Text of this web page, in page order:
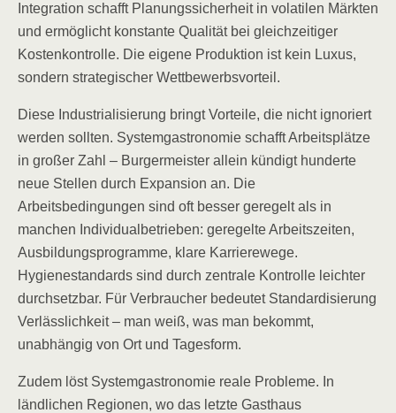
Integration schafft Planungssicherheit in volatilen Märkten
und ermöglicht konstante Qualität bei gleichzeitiger
Kostenkontrolle. Die eigene Produktion ist kein Luxus,
sondern strategischer Wettbewerbsvorteil.
Diese Industrialisierung bringt Vorteile, die nicht ignoriert
werden sollten. Systemgastronomie schafft Arbeitsplätze
in großer Zahl – Burgermeister allein kündigt hunderte
neue Stellen durch Expansion an. Die
Arbeitsbedingungen sind oft besser geregelt als in
manchen Individualbetrieben: geregelte Arbeitszeiten,
Ausbildungsprogramme, klare Karrierewege.
Hygienestandards sind durch zentrale Kontrolle leichter
durchsetzbar. Für Verbraucher bedeutet Standardisierung
Verlässlichkeit – man weiß, was man bekommt,
unabhängig von Ort und Tagesform.
Zudem löst Systemgastronomie reale Probleme. In
ländlichen Regionen, wo das letzte Gasthaus